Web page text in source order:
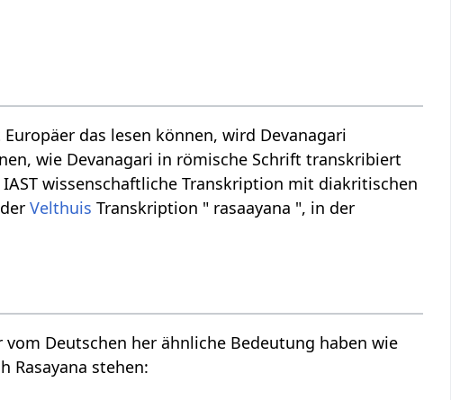
das lesen können, wird Devanagari
wie Devanagari in römische Schrift transkribiert
wissenschaftliche Transkription mit diakritischen
derVelthuis Transkription " rasaayana ", in der
Deutschen her ähnliche Bedeutung haben wie
Rasayana stehen: